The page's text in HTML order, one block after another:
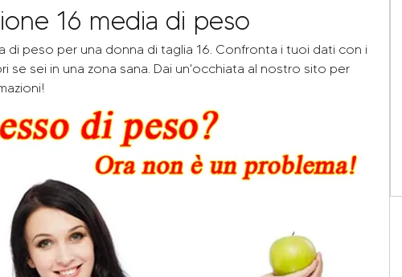
16 media di peso
di peso per una donna di taglia 16. Confronta i tuoi dati con i
se sei in una zona sana. Dai un'occhiata al nostro sito per